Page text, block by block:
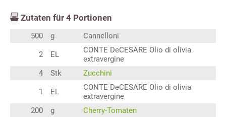
Zutaten für 4 Portionen
500 g Cannelloni
2 EL
CONTE DeCESARE Olio di olivia
extravergine
4
Stk Zucchini
1 EL
CONTE DeCESARE Olio di olivia
extravergine
200
g
Cherry-Tomaten